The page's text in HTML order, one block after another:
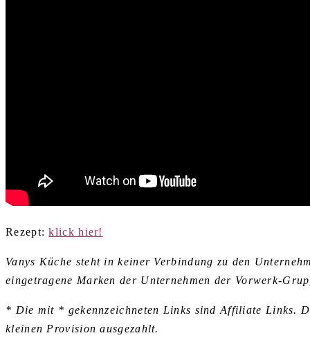
Rezept:klick hier!
Vanys Küche steht in keiner Verbindung zu den
eingetragene Marken der Unternehmen der Vorwerk-
* Die mit * gekennzeichneten Links sind Affiliate Links.
kleinen Provision ausgezahlt.